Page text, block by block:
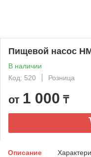
Пищевой насос
В наличии
Код: 520
Розница
от 1 000 ₸
Описание